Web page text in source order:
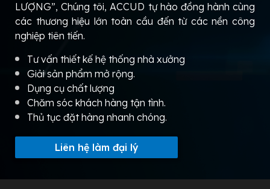
LƯỢNG”, Chúng tôi, ACCUD tự hào đồng hành cùng
các thương hiệu lớn toàn cầu đến từ các nền công
nghiệp tiên tiến.
Tư vấn thiết kế hệ thống nhà xưởng
Giải sản phẩm mở rộng.
Dụng cụ chất lượng
Chăm sóc khách hàng tận tình.
Thủ tục đặt hàng nhanh chóng.
Liên hệ làm đại lý